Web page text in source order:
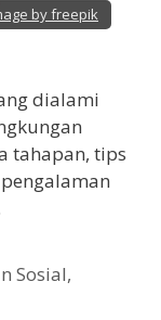
by freepik
dialami
tahapan, tips
Sosial,